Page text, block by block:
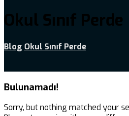
Okul Sınıf Perde
Blog Okul Sınıf Perde
Bulunamadı!
Sorry, but nothing matched your